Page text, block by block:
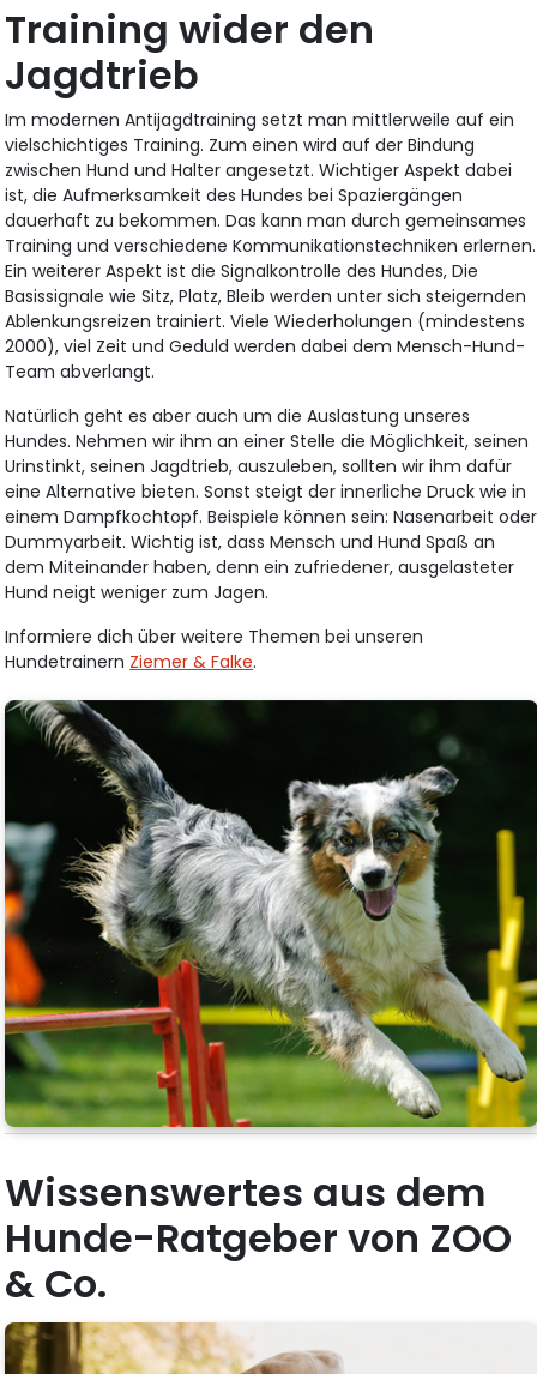
Training wider den
Jagdtrieb
Im modernen Antijagdtraining setzt man mittlerweile auf ein
vielschichtiges Training. Zum einen wird auf der Bindung
zwischen Hund und Halter angesetzt. Wichtiger Aspekt dabei
ist, die Aufmerksamkeit des Hundes bei Spaziergängen
dauerhaft zu bekommen. Das kann man durch gemeinsames
Training und verschiedene Kommunikationstechniken erlernen.
Ein weiterer Aspekt ist die Signalkontrolle des Hundes, Die
Basissignale wie Sitz, Platz, Bleib werden unter sich steigernden
Ablenkungsreizen trainiert. Viele Wiederholungen (mindestens
2000), viel Zeit und Geduld werden dabei dem Mensch-Hund-
Team abverlangt.
Natürlich geht es aber auch um die Auslastung unseres
Hundes. Nehmen wir ihm an einer Stelle die Möglichkeit, seinen
Urinstinkt, seinen Jagdtrieb, auszuleben, sollten wir ihm dafür
eine Alternative bieten. Sonst steigt der innerliche Druck wie in
einem Dampfkochtopf. Beispiele können sein: Nasenarbeit oder
Dummyarbeit. Wichtig ist, dass Mensch und Hund Spaß an
dem Miteinander haben, denn ein zufriedener, ausgelasteter
Hund neigt weniger zum Jagen.
Informiere dich über weitere Themen bei unseren
Hundetrainern Ziemer & Falke.
Wissenswertes aus dem
Hunde-Ratgeber von ZOO
& Co.